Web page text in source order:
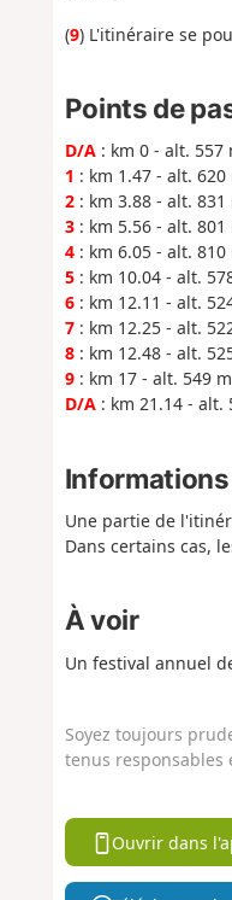
(9) L'itinéraire se
Points de
D/A: km 0 - alt. 557
1 : km 1.47 - alt.
2: km 3.88 - alt. 831
3: km 5.56 - alt.
4: km 6.05 - alt. 810
5: km 10.04 - alt.
6: km 12.11 - alt.
7: km 12.25 - alt.
8: km 12.48 - alt.
9: km 17 - alt. 549
D/A: km 21.14 - alt.
Une partie de
Dans certains cas,
À voir
Un festival annuel
Soyez toujours
tenus responsables
Ouvrir dans